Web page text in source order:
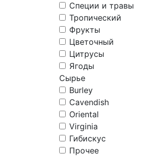
Специи и травы
Тропический
Фрукты
Цветочный
Цитрусы
Ягоды
Сырье
Burley
Cavendish
Oriental
Virginia
Гибискус
Прочее